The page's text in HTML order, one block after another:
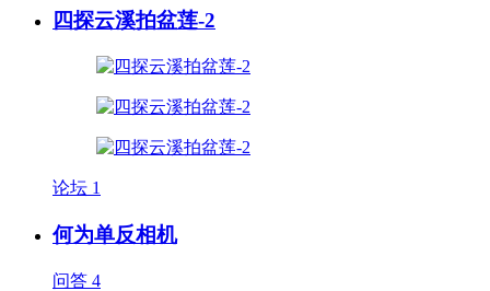
四探云溪拍盆莲-2
论坛 1
何为单反相机
问答 4